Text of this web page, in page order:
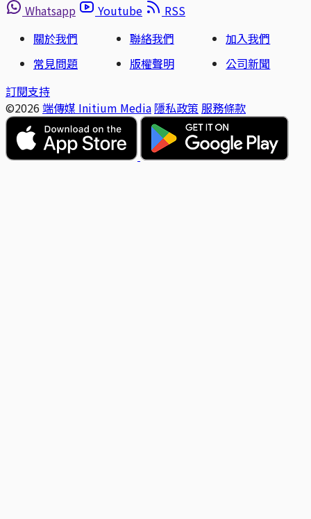
Whatsapp
Youtube
RSS
關於我們
聯絡我們
加入我們
常見問題
版權聲明
公司新聞
訂閱支持
©2026 端傳媒 Initium Media 隱私政策 服務條款